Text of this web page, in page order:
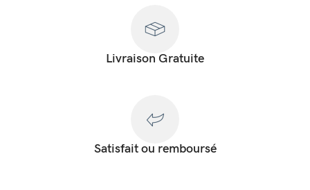
Livraison Gratuite
Satisfait ou remboursé